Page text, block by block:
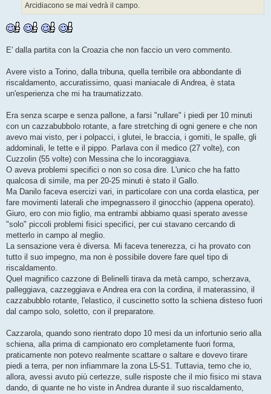
Arcidiacono se mai vedrà il campo.
E' dalla partita con la Croazia che non faccio un vero commento.
Avere visto a Torino, dalla tribuna, quella terribile ora abbondante di
riscaldamento, accuratissimo, quasi maniacale di Andrea, è stata
un'esperienza che mi ha traumatizzato.
Era senza scarpe e senza pallone, a farsi "rullare" i piedi per 10 minuti
con un cazzabubbolo rotante, a fare stretching di ogni genere e che non
avevo mai visto, per i polpacci, i glutei, le braccia, i gomiti, le spalle, gli
addominali, le tette e il pippo. Parlava con il medico (27 volte), con
Cuzzolin (55 volte) con Messina che lo incoraggiava.
O aveva problemi specifici o non so cosa dire. L'unico che ha fatto
qualcosa di simile, ma per 20-25 minuti è stato il Gallo.
Ma Danilo faceva esercizi vari, in particolare con una corda elastica, per
fare movimenti laterali che impegnassero il ginocchio (appena operato).
Giuro, ero con mio figlio, ma entrambi abbiamo quasi sperato avesse
"solo" piccoli problemi fisici specifici, per cui stavano cercando di
metterlo in campo al meglio.
La sensazione vera è diversa. Mi faceva tenerezza, ci ha provato con
tutto il suo impegno, ma non è possibile dovere fare quel tipo di
riscaldamento.
Quel magnifico cazzone di Belinelli tirava da metà campo, scherzava,
palleggiava, cazzeggiava e Andrea era con la cordina, il materassino, il
cazzabubblo rotante, l'elastico, il cuscinetto sotto la schiena disteso fuori
dal campo solo, soletto, con il preparatore.
Cazzarola, quando sono rientrato dopo 10 mesi da un infortunio serio alla
schiena, alla prima di campionato ero completamente fuori forma,
praticamente non potevo realmente scattare o saltare e dovevo tirare
piedi a terra, per non infiammare la zona L5-S1. Tuttavia, temo che io,
allora, avessi avuto più certezze, sulle risposte che il mio fisico mi stava
dando, di quante ne ho viste in Andrea durante il suo riscaldamento,